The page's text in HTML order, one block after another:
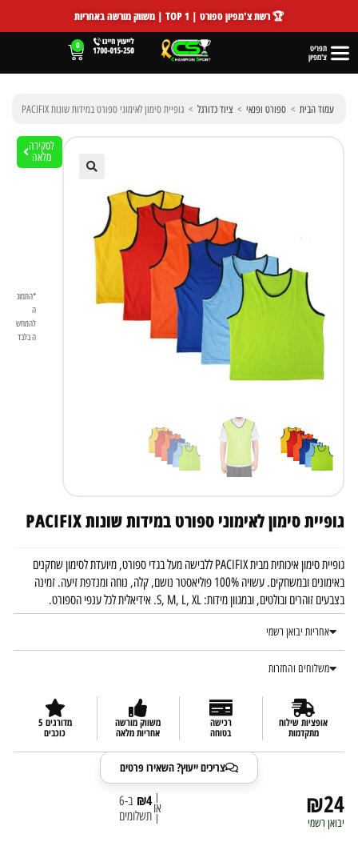
🏆 רשת צ'מפיון ספורט | TOP 1 | משווק מורשה באחריות
תפריט
צ'מפיון
0
עמוד הבית > ספורט ופנאי > ציוד כדורגל > גופיית סימון לאימוני ספורט במידות שונות PACIFIX
לסקירה
מלאה
*התמונ
ה
להמחש
ה בלבד
גופיית סימון לאימוני ספורט במידות שונות PACIFIX
גופיית סימון איכותית מבית PACIFIX ללבישה מעל בגדי ספורט, מיועדת לסימון שחקנים
באימונים ובמשחקים. עשויה 100% פוליאסטר נושם, קלה, נוחה ומנדפת זיעה. זמינה
בצבעים זוהרים ובולטים, ובמגוון מידות: S, M, L, XL. אידיאלית לכל ענפי הספורט.
אחריות יבואן רשמי
משלוחים והחזרות
אופציות שילוח
מתקדמות
רכישה
בטוחה
משווק מורשה
אחריות מלאה
מדורגים 5
כוכבים
צריכים ייעוץ? השאירו פרטים
₪24
יבואן רשמי
₪4
ב-6
תשלומים
|
או
|